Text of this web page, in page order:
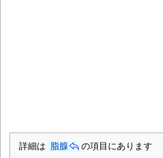
詳細は 脂腺 の項目にあります